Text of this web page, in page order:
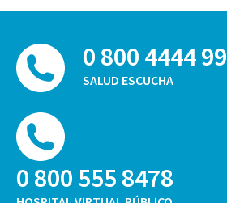
0 800 4444
SALUD ESCUCHA
0 800 555 8478